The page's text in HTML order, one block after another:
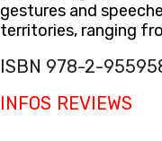
gestures and
territories, ranging
ISBN 978-2-
INFOS REVIEWS